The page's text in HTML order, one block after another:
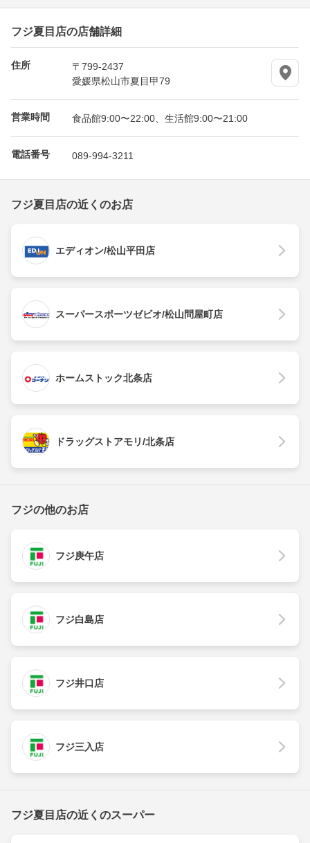
フジ夏目店の店舗詳細
住所
〒799-2437
愛媛県松山市夏目甲79
営業時間 食品館9:00〜22:00、生活館9:00〜21:00
電話番号 089-994-3211
フジ夏目店の近くのお店
エディオン/松山平田店
スーパースポーツゼビオ/松山問屋町店
ホームストック北条店
ドラッグストアモリ/北条店
フジの他のお店
フジ庚午店
フジ白島店
フジ井口店
フジ三入店
フジ夏目店の近くのスーパー